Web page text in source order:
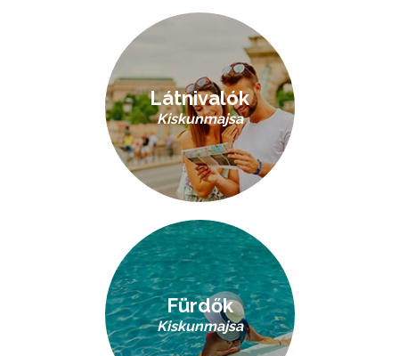
Látnivalók
Kiskunmajsa
Fürdők
Kiskunmajsa